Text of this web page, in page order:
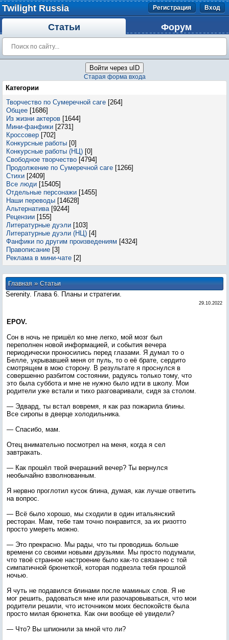
Twilight Russia Регистрация Вход
Статьи Форум
Войти через uID
Старая форма входа
Категории
Творчество по Сумеречной саге [264]
Общее [1686]
Из жизни актеров [1644]
Мини-фанфики [2731]
Кроссовер [702]
Конкурсные работы [0]
Конкурсные работы (НЦ) [0]
Свободное творчество [4794]
Продолжение по Сумеречной саге [1266]
Стихи [2409]
Все люди [15405]
Отдельные персонажи [1455]
Наши переводы [14628]
Альтернатива [9244]
Рецензии [155]
Литературные дуэли [103]
Литературные дуэли (НЦ) [4]
Фанфики по другим произведениям [4324]
Правописание [3]
Реклама в мини-чате [2]
Главная»Статьи
Serenity. Глава 6. Планы и стратегии.
29.10.2022
EPOV.
Сон в ночь не пришёл ко мне легко, мой мозг был
переполнен новой информацией, и события вечера
периодически проносились перед глазами. Я думал то о
Белле, укрывавшей меня от пуль, то о её брате, сердито
смотрящем в мою сторону. В результате я проснулся в
совершенно разбитом состоянии, радуясь только тому, что
это была суббота и мне не нужно было идти в школу. Мои
родители уже встали и тихо разговаривали, сидя за столом.
— Эдвард, ты встал вовремя, я как раз пожарила блины.
Все сиропы в дверце холодильника.
— Спасибо, мам.
Отец внимательно посмотрел на меня, когда я сел
завтракать.
— Как прошёл твой вчерашний вечер? Ты вернулся
необычайно взволнованным.
Я нервно проглотил кусок блина, думая, как лучше ответить
на вопрос.
— Всё было хорошо, мы сходили в один итальянский
ресторан. Мам, тебе там точно понравится, за их ризотто
просто умереть можно.
— Это прекрасно. Мы рады, что ты проводишь больше
времени со своими новыми друзьями. Мы просто подумали,
что твоё странное настроение было как-то связанно с той
симпатичной брюнеткой, которая подвезла тебя прошлой
ночью.
Я чуть не подавился блинами после маминых слов. Я не
мог решить, радоваться мне или разочаровываться, что мои
родители решили, что источником моих беспокойств была
просто милая брюнетка. Как они вообще её увидели?
— Что? Вы шпионили за мной что ли?